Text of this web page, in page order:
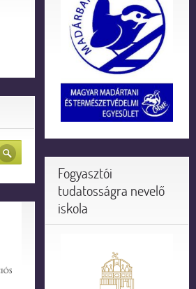
Fogyasztói
tudatosságra nevelő
iskola